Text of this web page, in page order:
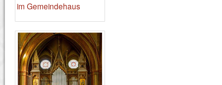
im Gemeindehaus